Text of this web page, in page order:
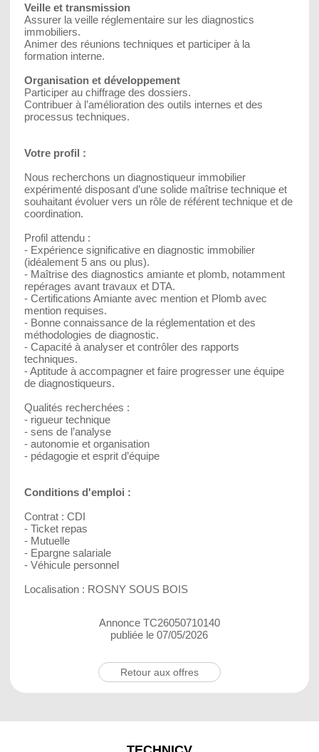
Veille et transmission
Assurer la veille réglementaire sur les diagnostics
immobiliers.
Animer des réunions techniques et participer à la
formation interne.
Organisation et développement
Participer au chiffrage des dossiers.
Contribuer à l’amélioration des outils internes et des
processus techniques.
Votre profil :
Nous recherchons un diagnostiqueur immobilier
expérimenté disposant d’une solide maîtrise technique et
souhaitant évoluer vers un rôle de référent technique et de
coordination.
Profil attendu :
- Expérience significative en diagnostic immobilier
(idéalement 5 ans ou plus).
- Maîtrise des diagnostics amiante et plomb, notamment
repérages avant travaux et DTA.
- Certifications Amiante avec mention et Plomb avec
mention requises.
- Bonne connaissance de la réglementation et des
méthodologies de diagnostic.
- Capacité à analyser et contrôler des rapports
techniques.
- Aptitude à accompagner et faire progresser une équipe
de diagnostiqueurs.
Qualités recherchées :
- rigueur technique
- sens de l’analyse
- autonomie et organisation
- pédagogie et esprit d’équipe
Conditions d'emploi :
Contrat : CDI
- Ticket repas
- Mutuelle
- Epargne salariale
- Véhicule personnel
Localisation : ROSNY SOUS BOIS
Annonce TC26050710140
publiée le 07/05/2026
Retour aux offres